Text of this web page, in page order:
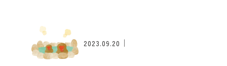
2023.09.20 ｜